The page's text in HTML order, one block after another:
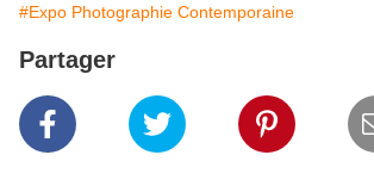
#Expo Photographie Contemporaine
Partager